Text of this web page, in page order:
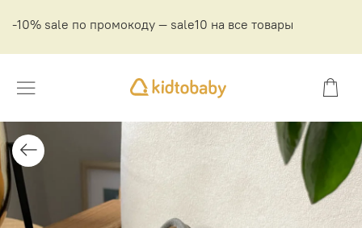
-10% sale по промокоду — sale10 на все товары